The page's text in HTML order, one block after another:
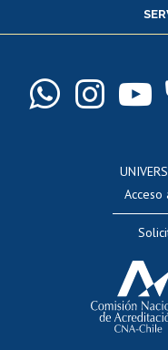
Pago de
Acceso